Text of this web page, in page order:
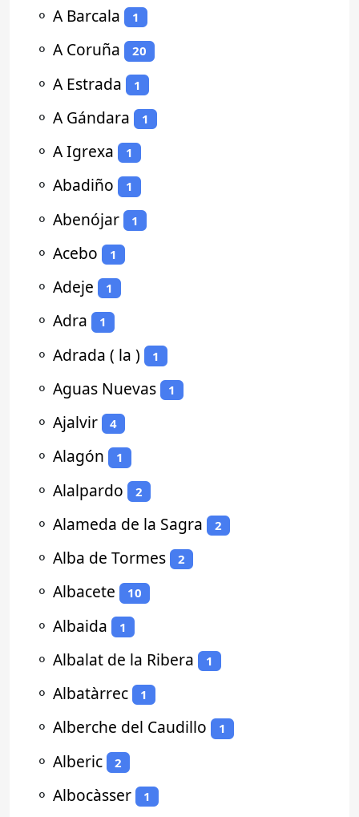
⚬ A Barcala 1
⚬ A Coruña 20
⚬ A Estrada 1
⚬ A Gándara 1
⚬ A Igrexa 1
⚬ Abadiño 1
⚬ Abenójar 1
⚬ Acebo 1
⚬ Adeje 1
⚬ Adra 1
⚬ Adrada ( la ) 1
⚬ Aguas Nuevas 1
⚬ Ajalvir 4
⚬ Alagón 1
⚬ Alalpardo 2
⚬ Alameda de la Sagra 2
⚬ Alba de Tormes 2
⚬ Albacete 10
⚬ Albaida 1
⚬ Albalat de la Ribera 1
⚬ Albatàrrec 1
⚬ Alberche del Caudillo 1
⚬ Alberic 2
⚬ Albocàsser 1